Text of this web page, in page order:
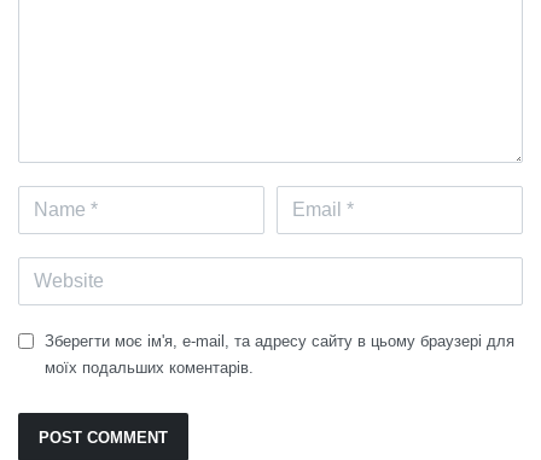
Зберегти моє ім'я, e-mail, та адресу сайту в цьому браузері для
моїх подальших коментарів.